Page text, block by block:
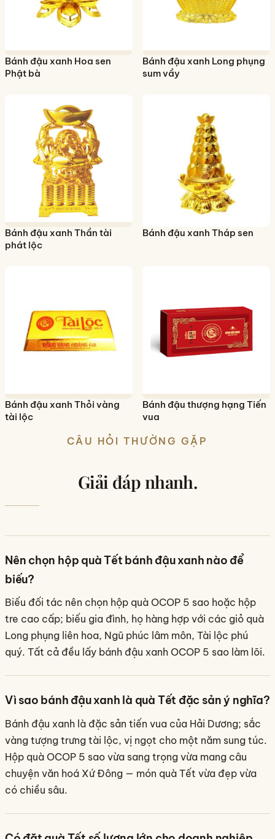
Bánh đậu xanh Hoa sen
Phật bà
Bánh đậu xanh Long phụng
sum vầy
Bánh đậu xanh Thần tài
phát lộc
Bánh đậu xanh Tháp sen
Bánh đậu xanh Thỏi vàng
tài lộc
Bánh đậu thượng hạng Tiến
vua
CÂU HỎI THƯỜNG GẶP
Giải đáp nhanh.
Nên chọn hộp quà Tết bánh đậu xanh nào để
biếu?
Biếu đối tác nên chọn hộp quà OCOP 5 sao hoặc hộp
tre cao cấp; biếu gia đình, họ hàng hợp với các giỏ quà
Long phụng liên hoa, Ngũ phúc lâm môn, Tài lộc phú
quý. Tất cả đều lấy bánh đậu xanh OCOP 5 sao làm lõi.
Vì sao bánh đậu xanh là quà Tết đặc sản ý nghĩa?
Bánh đậu xanh là đặc sản tiến vua của Hải Dương; sắc
vàng tượng trưng tài lộc, vị ngọt cho một năm sung túc.
Hộp quà OCOP 5 sao vừa sang trọng vừa mang câu
chuyện văn hoá Xứ Đông — món quà Tết vừa đẹp vừa
có chiều sâu.